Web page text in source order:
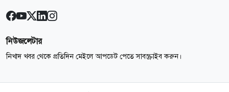
নিউজলেটার
নিখাদ খবর থেকে প্রতিদিন মেইলে আপডেট পেতে সাবস্ক্রাইব করুন।